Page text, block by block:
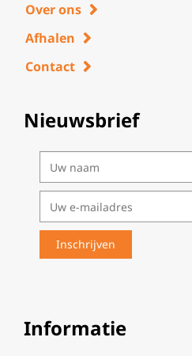
Over ons
Afhalen
Contact
Nieuwsbrief
Informatie